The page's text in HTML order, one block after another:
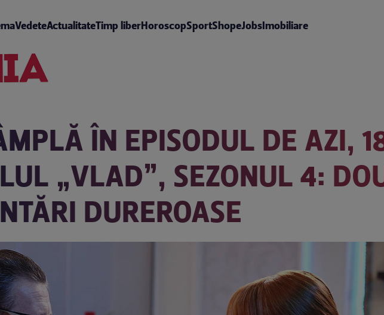
VedeteActualitateTimp liberHoroscopSportShopeJobsImobiliare
ÎN EPISODUL DE AZI,
„VLAD”, SEZONUL 4:
DUREROASE